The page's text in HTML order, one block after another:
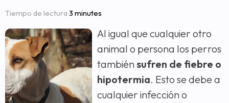
Tiempo de lectura 3 minutes
Al igual que cualquier otro
animal o persona los perros
tambiénsufren de fiebre o
hipotermia. Esto se debe a
cualquier infección o